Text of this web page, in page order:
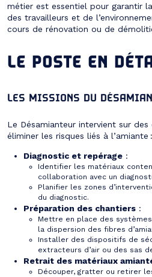
métier est essentiel pour garantir
des travailleurs et de
cours de rénovation ou de
LE POSTE EN
LES MISSIONS DU
Le Désamianteur intervient sur
éliminer les risques liés à l’amiante :
Diagnostic et repérage :
Identifier les matériaux
collaboration avec un
Planifier les zones
du diagnostic.
Préparation des chantiers :
Mettre en place des
la dispersion des fibres
Installer des dispositifs de
extracteurs d’air ou des sas
Retrait des matériaux
Découper, gratter ou retirer